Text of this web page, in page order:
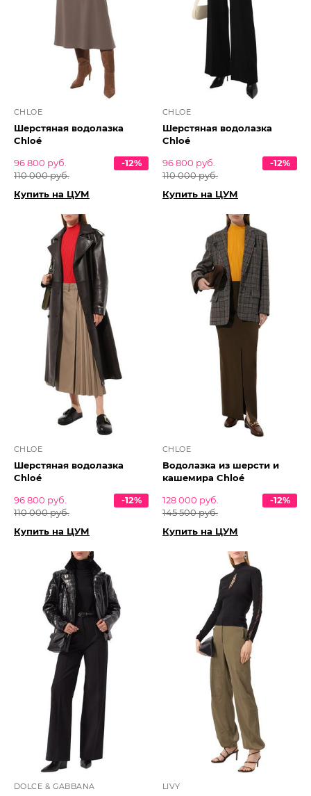
CHLOE
Шерстяная водолазка
Chloé
96 800 руб.
110 000 руб.
-12%
Купить на ЦУМ
CHLOE
Шерстяная водолазка
Chloé
96 800 руб.
110 000 руб.
-12%
Купить на ЦУМ
CHLOE
Шерстяная водолазка
Chloé
96 800 руб.
110 000 руб.
-12%
Купить на ЦУМ
CHLOE
Водолазка из шерсти и
кашемира Chloé
128 000 руб.
145 500 руб.
-12%
Купить на ЦУМ
DOLCE & GABBANA LIVY